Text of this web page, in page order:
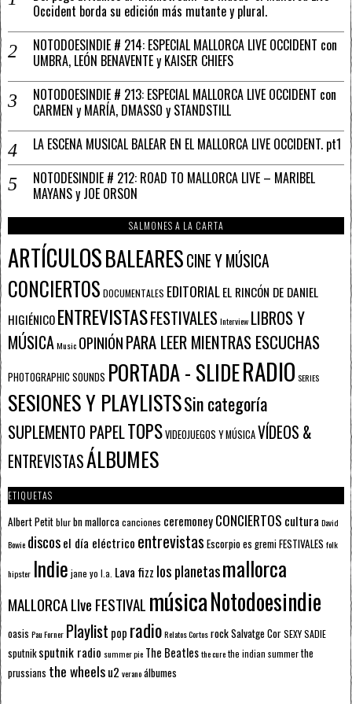
Occident borda su edición más mutante y plural.
NOTODOESINDIE # 214: ESPECIAL MALLORCA LIVE OCCIDENT con
UMBRA, LEÓN BENAVENTE y KAISER CHIEFS
NOTODOESINDIE # 213: ESPECIAL MALLORCA LIVE OCCIDENT con
CARMEN y MARÍA, DMASSO y STANDSTILL
LA ESCENA MUSICAL BALEAR EN EL MALLORCA LIVE OCCIDENT. pt1
NOTODESINDIE # 212: ROAD TO MALLORCA LIVE – MARIBEL
MAYANS y JOE ORSON
SALMONES A LA CARTA
ARTÍCULOSBALEARESCINE Y MÚSICA
CONCIERTOS DOCUMENTALES EDITORIALEL RINCÓN DE DANIEL
HIGIÉNICOENTREVISTASFESTIVALESInterview LIBROS Y
MÚSICAMusic OPINIÓNPARA LEER MIENTRAS ESCUCHAS
PHOTOGRAPHIC SOUNDS PORTADA - SLIDERADIO SERIES
SESIONES Y PLAYLISTSSin categoría
SUPLEMENTO PAPELTOPSVIDEOJUEGOS Y MÚSICAVÍDEOS &
ENTREVISTASÁLBUMES
ETIQUETAS
Albert Petitblurbn mallorcacanciones ceremoneyCONCIERTOS cultura David
Bowie discosel día eléctrico entrevistas Escorpioes gremiFESTIVALES folk
hipster Indie jane yo l.a. Lava fizz los planetasmallorca
MALLORCA LIve FESTIVAL músicaNotodoesindie
oasis Pau Forner Playlist pop radioRelatos CortosrockSalvatge CorSEXY SADIE
sputnik sputnik radio summer pie The Beatlesthe curethe indian summerthe
prussians the wheelsu2 veranoálbumes